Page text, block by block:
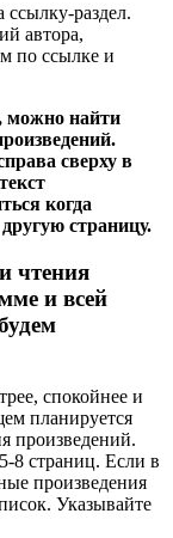
раздел.
автора,
по ссылке и
можно найти
сверху в
когда
страницу.
чтения
и всей
спокойнее и
планируется
произведений.
8 страниц. Если в
произведения
Указывайте